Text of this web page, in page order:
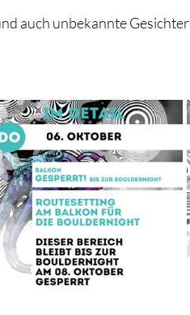
auch unbekannte Gesichter